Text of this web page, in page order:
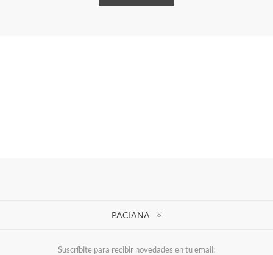
PACIANA
Suscríbite para recibir novedades en tu email: